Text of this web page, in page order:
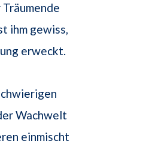
ihm gewiss,
erweckt.
Wachwelt
einmischt